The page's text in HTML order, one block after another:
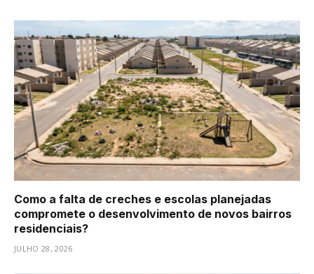
Como a falta de creches e escolas planejadas
compromete o desenvolvimento de novos bairros
residenciais?
JULHO 28, 2026